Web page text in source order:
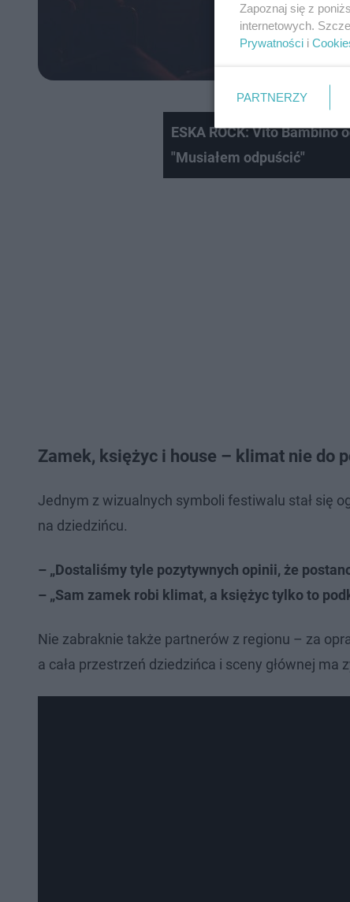
ESKA ROCK: Vito Bambino
"Musiałem odpuścić"
Zamek, księżyc i house – klimat nie do
Jednym z wizualnych symboli festiwalu stał się
na dziedzińcu.
– „Dostaliśmy tyle pozytywnych opinii, że
– „Sam zamek robi klimat, a księżyc tylko to
Nie zabraknie także partnerów z regionu – za
a cała przestrzeń dziedzińca i sceny głównej
Zapoznaj się z
internetowych.
Prywatności i
PARTNERZY